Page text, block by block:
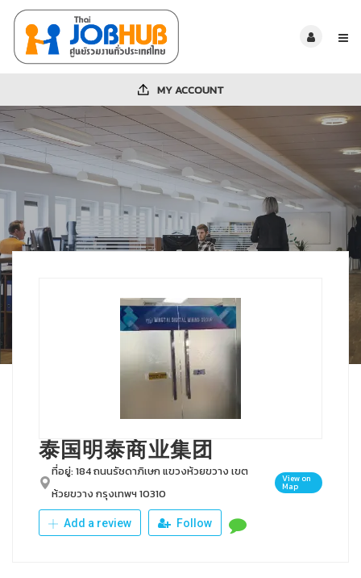
MY ACCOUNT
泰国明泰商业集团
ที่อยู่: 184 ถนนรัชดาภิเษก แขวงห้วยขวาง เขต
ห้วยขวาง กรุงเทพฯ 10310
View on
Map
Add a review Follow